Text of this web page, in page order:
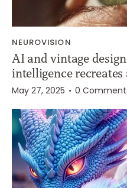
NEUROVISION
AI and vintage
intelligence recreates
May 27, 2025 0